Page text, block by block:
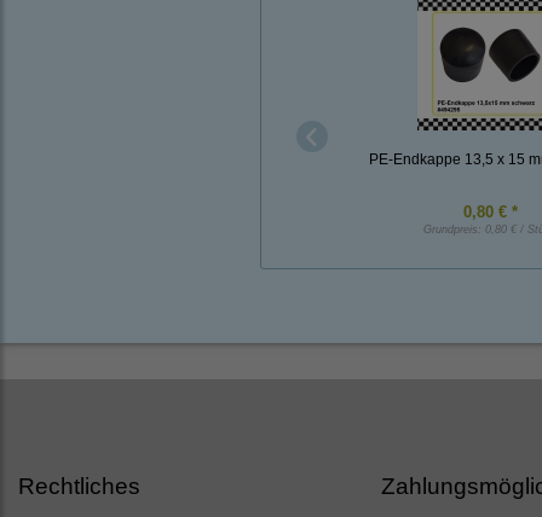
PE-Endkappe 13,5 x 15
0,80 € *
Grundpreis: 0,80 € /
Rechtliches